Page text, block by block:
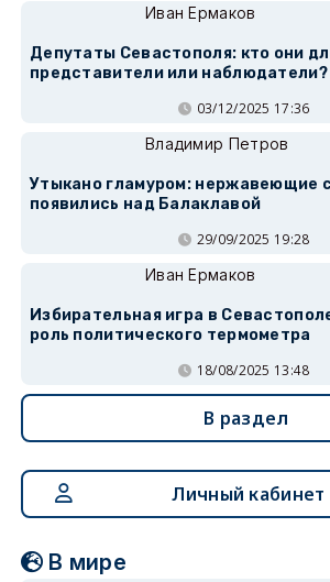
Иван Ермаков
Депутаты Севастополя: кто они
представители или наблюдатели?
03/12/2025 17:36
Владимир Петров
Утыкано гламуром: нержавеющие
появились над Балаклавой
29/09/2025 19:28
Иван Ермаков
Избирательная игра в
роль политического термометра
18/08/2025 13:48
В раздел
Личный кабинет
В мире